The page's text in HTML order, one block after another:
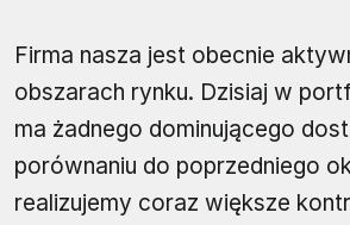
Firma nasza jest obecnie
obszarach rynku. Dzisiaj w
ma żadnego dominującego
porównaniu do poprzedniego
realizujemy coraz większe